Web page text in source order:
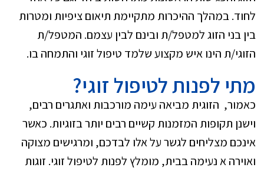
לחוד. במהלך ההיכרות מתקיימת תיאום ציפיות ומטרות
בין בני הזוג למטפל/ת ובינם לבין עצמם. המטפל/ת
הזוגי/ת הינו איש מקצוע שלמד טיפול זוגי והתמחה בו.
מתי לפנות לטיפול זוגי?
כאמור, הזוגית מביאה עימה מורכבות ואתגרים רבים,
וישנן תקופות המזמנות קשיים רבים יותר בזוגיות. כאשר
אינכם מצליחים לגשר על אלו לבדכם, ומרגישים מצוקה
ואוירה א נעימה בבית, מומלץ לפנות לטיפול זוגי. זוגות